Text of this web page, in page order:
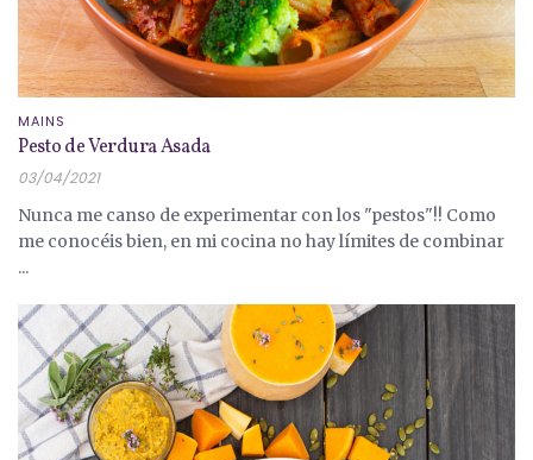
MAINS
Pesto de Verdura Asada
03/04/2021
Nunca me canso de experimentar con los "pestos"!! Como
me conocéis bien, en mi cocina no hay límites de combinar
...